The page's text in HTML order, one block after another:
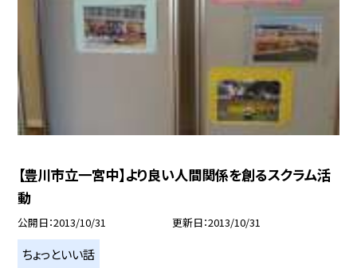
【豊川市立一宮中】より良い人間関係を創るスクラム活
動
公開日 2013/10/31 更新日 2013/10/31
ちょっといい話